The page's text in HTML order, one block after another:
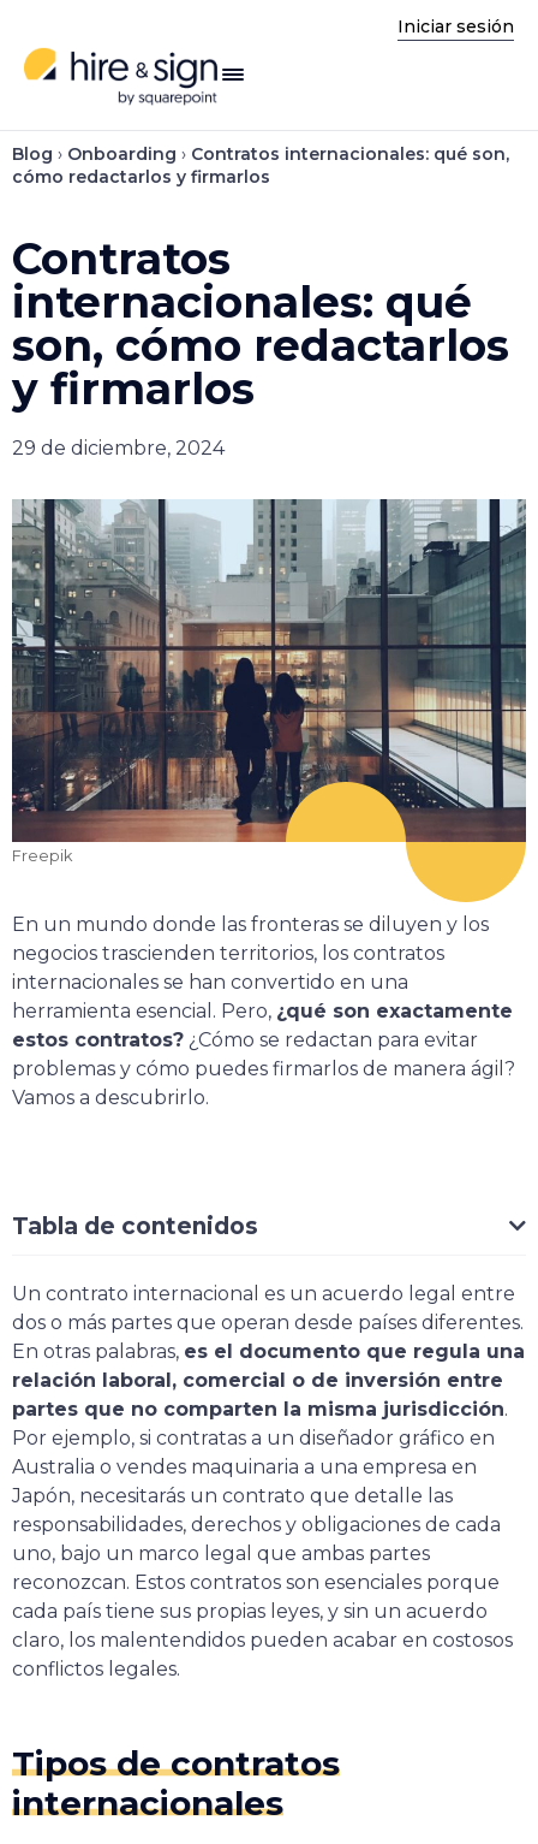
Iniciar sesión
Blog › Onboarding › Contratos internacionales: qué son,
cómo redactarlos y firmarlos
Contratos
internacionales: qué
son, cómo redactarlos
y firmarlos
29 de diciembre, 2024
Freepik
En un mundo donde las fronteras se diluyen y los
negocios trascienden territorios, los contratos
internacionales se han convertido en una
herramienta esencial. Pero, ¿qué son exactamente
estos contratos? ¿Cómo se redactan para evitar
problemas y cómo puedes firmarlos de manera ágil?
Vamos a descubrirlo.
Tabla de contenidos
Un contrato internacional es un acuerdo legal entre
dos o más partes que operan desde países diferentes.
En otras palabras, es el documento que regula una
relación laboral, comercial o de inversión entre
partes que no comparten la misma jurisdicción.
Por ejemplo, si contratas a un diseñador gráfico en
Australia o vendes maquinaria a una empresa en
Japón, necesitarás un contrato que detalle las
responsabilidades, derechos y obligaciones de cada
uno, bajo un marco legal que ambas partes
reconozcan. Estos contratos son esenciales porque
cada país tiene sus propias leyes, y sin un acuerdo
claro, los malentendidos pueden acabar en costosos
conflictos legales.
Tipos de contratos
internacionales